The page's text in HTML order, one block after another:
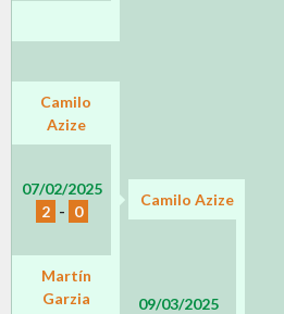
Camilo
Azize
07/02/2025
2 - 0
Camilo Azize
09/03/2025
Martín
Garzia